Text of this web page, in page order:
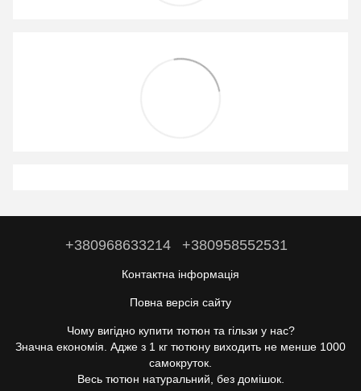
+380968633214 +380958552531
Контактна інформація
Повна версія сайту
Чому вигідно купити тютюн та гільзи у нас?
Значна економія. Адже з 1 кг тютюну виходить не менше 1000
самокруток.
Весь тютюн натуральний, без домішок.